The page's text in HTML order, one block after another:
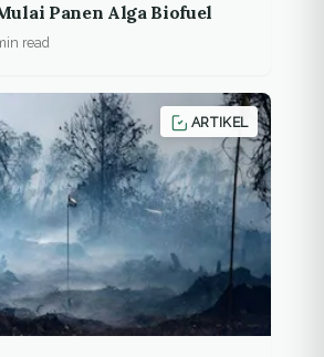
Panen Alga Biofuel
read
ARTIKEL